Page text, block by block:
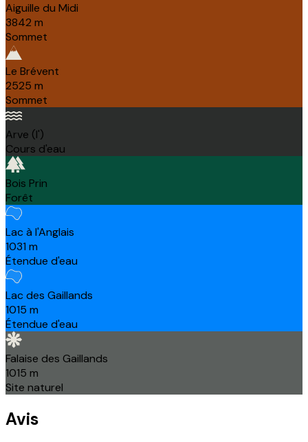
Aiguille du Midi
3842 m
Sommet
Le Brévent
2525 m
Sommet
Arve (l')
Cours d'eau
Bois Prin
Forêt
Lac à l'Anglais
1031m
Étendue d'eau
Lac des Gaillands
1015 m
Étendue d'eau
Falaise des Gaillands
1015 m
Site naturel
Avis